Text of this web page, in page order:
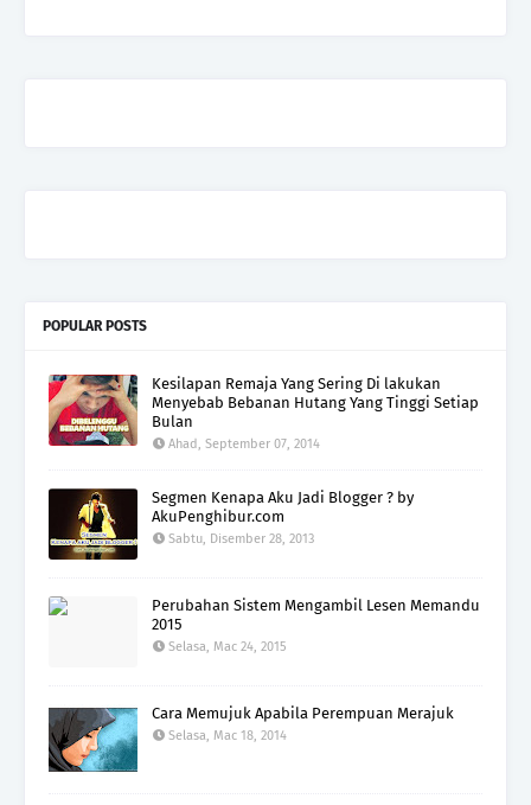
POPULAR POSTS
Kesilapan Remaja Yang Sering Di lakukan
Menyebab Bebanan Hutang Yang Tinggi Setiap
Bulan
Ahad, September 07, 2014
Segmen Kenapa Aku Jadi Blogger ? by
AkuPenghibur.com
Sabtu, Disember 28, 2013
Perubahan Sistem Mengambil Lesen Memandu
2015
Selasa, Mac 24, 2015
Cara Memujuk Apabila Perempuan Merajuk
Selasa, Mac 18, 2014